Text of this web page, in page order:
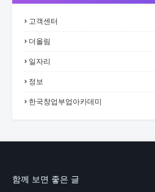
고객센터
더올림
일자리
정보
한국창업부업아카데미
함께 보면 좋은 글